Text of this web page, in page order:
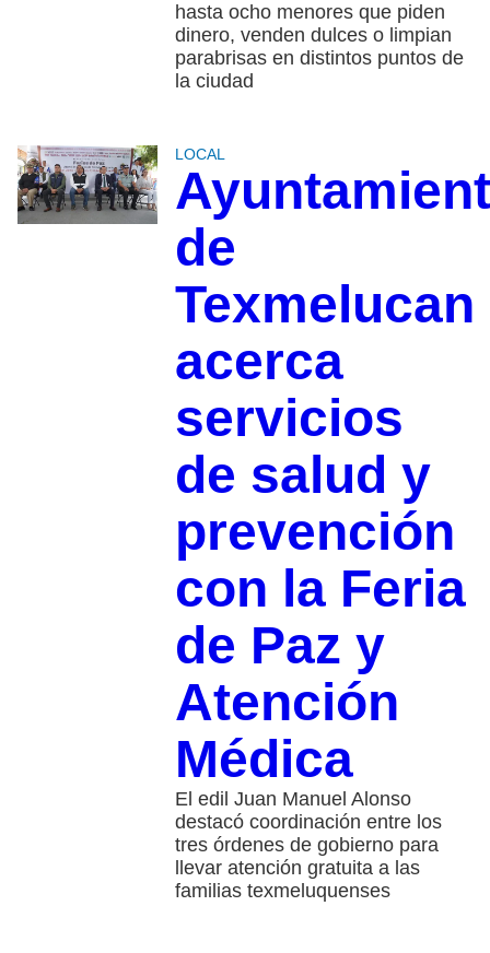
hasta ocho menores que piden
dinero, venden dulces o limpian
parabrisas en distintos puntos de
la ciudad
LOCAL
de
Texmelucan
acerca
servicios
de salud y
prevención
con la Feria
de Paz y
Atención
Médica
El edil Juan Manuel Alonso
destacó coordinación entre los
tres órdenes de gobierno para
llevar atención gratuita a las
familias texmeluquenses